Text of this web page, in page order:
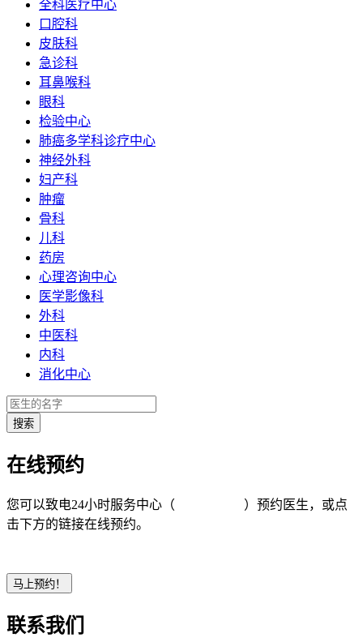
全科医疗中心
口腔科
皮肤科
急诊科
耳鼻喉科
眼科
检验中心
肺癌多学科诊疗中心
神经外科
妇产科
肿瘤
骨科
儿科
药房
心理咨询中心
医学影像科
外科
中医科
内科
消化中心
在线预约
您可以致电24小时服务中心（
）预约医生，或点
击下方的链接在线预约。
联系我们